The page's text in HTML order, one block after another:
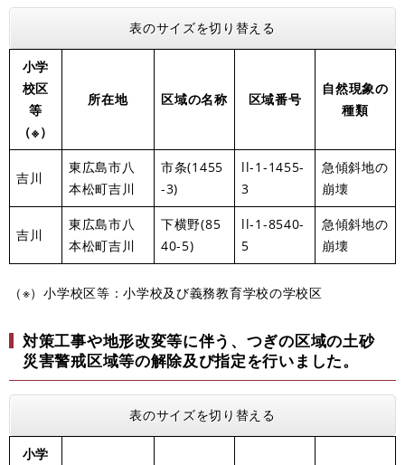
表のサイズを切り替える
小学
校区
等
（※）
所在地 区域の名称 区域番号
自然現象の
種類
吉川
東広島市八
本松町吉川
市条(1455
-3)
ll-1-1455-
3
急傾斜地の
崩壊
吉川
東広島市八
本松町吉川
下横野(85
40-5)
ll-1-8540-
5
急傾斜地の
崩壊
（※）小学校区等：小学校及び義務教育学校の学校区
対策工事や地形改変等に伴う、つぎの区域の土砂
災害警戒区域等の解除及び指定を行いました。
表のサイズを切り替える
小学